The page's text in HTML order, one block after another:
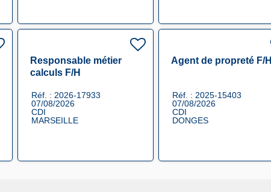
Responsable métier
calculs F/H
Réf. : 2026-17933
07/08/2026
CDI
MARSEILLE
Agent de propreté F/H
Réf. : 2025-15403
07/08/2026
CDI
DONGES